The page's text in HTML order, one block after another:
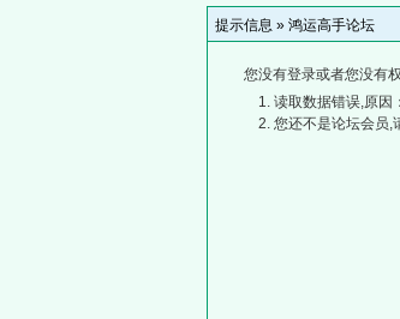
提示信息 » 鸿运高手论坛
您没有登录或者您没有
读取数据错误,原因
您还不是论坛会员,